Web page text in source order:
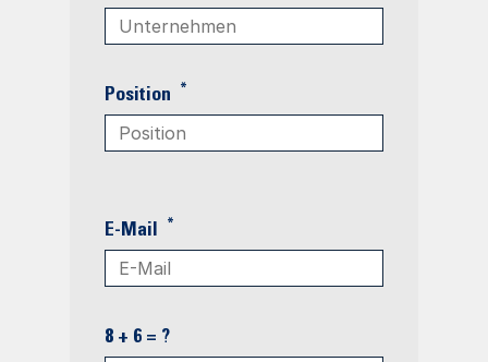
Position *
E-Mail *
8 + 6 = ?